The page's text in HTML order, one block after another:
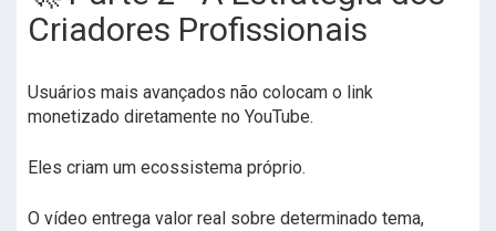
Criadores Profissionais
Usuários mais avançados não colocam o link
monetizado diretamente no YouTube.
Eles criam um ecossistema próprio.
O vídeo entrega valor real sobre determinado tema,